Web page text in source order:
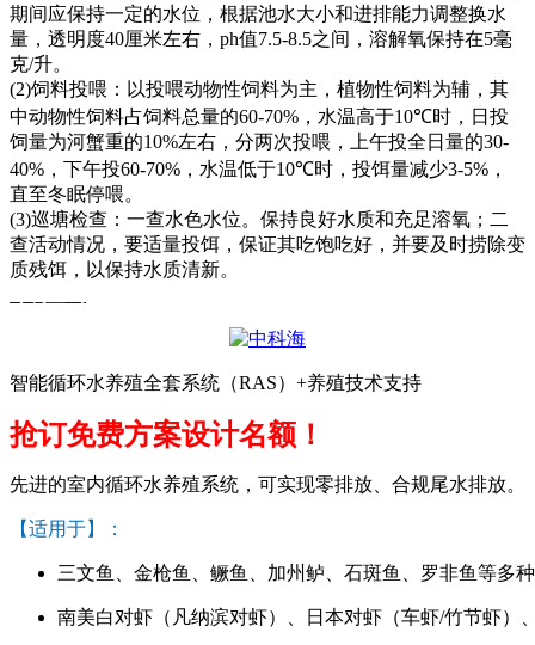
期间应保持一定的水位，根据池水大小和进排能力调整换水
量，透明度40厘米左右， ph值7.5-8.5之间，溶解氧保持在5毫
克/升。
(2)饲料投喂：以投喂动物性饲料为主，植物性饲料为辅，其
中动物性饲料占饲料总量的60-70% ，水温高于10℃时，日投
饲量为河蟹重的10%左右，分两次投喂，上午投全日量的30-
40% ，下午投60-70% ，水温低于10℃时，投饵量减少3-5% ，
直至冬眠停喂。
(3)巡塘检查：一查水色水位。保持良好水质和充足溶氧；二
查活动情况，要适量投饵，保证其吃饱吃好，并要及时捞除变
质残饵，以保持水质清新。
智能循环水养殖全套系统（RAS）+养殖技术支持
抢订免费方案设计名额！
先进的室内循环水养殖系统，可实现零排放、合规尾水排放。
【适用于】：
三文鱼、金枪鱼、鳜鱼、加州鲈、石斑鱼、罗非鱼等多
南美白对虾（凡纳滨对虾）、日本对虾（车虾/竹节虾）